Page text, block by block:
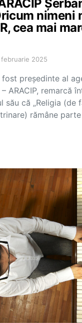
nimeni
cea mai
februarie 2025
fost președinte al
ARACIP, remarcă
său că „Religia (de
rămâne